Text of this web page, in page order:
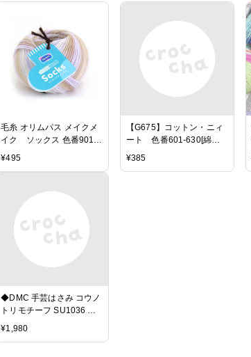
毛糸 オリムパス メイクメ
イク ソックス 色番901
(H)_5b_
¥495
【G675】コットン・ニィ
ート 色番601-630[綿
100％ 並太-極太 40g玉巻
¥385
◆DMC 手芸はさみ コウノ
トリモチーフ SU1036 全
SCISSORS ハサミ 手芸
¥1,980